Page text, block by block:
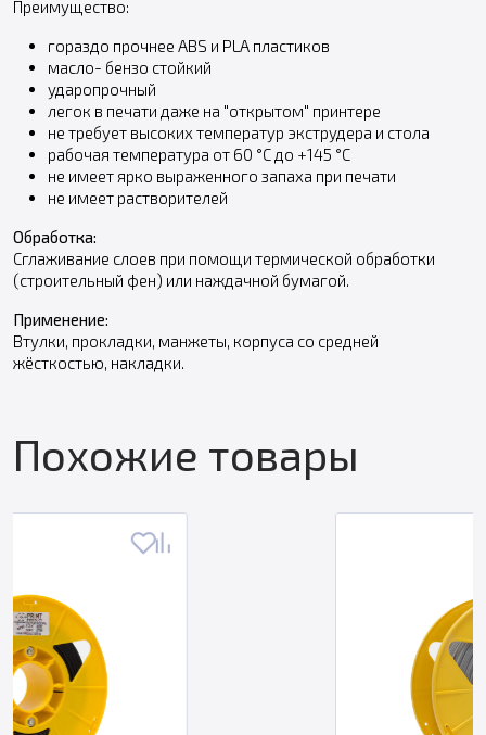
Преимущество:
гораздо прочнее ABS и PLA пластиков
масло- бензо стойкий
ударопрочный
легок в печати даже на "открытом" принтере
не требует высоких температур экструдера и стола
рабочая температура от 60 °С до +145 °С
не имеет ярко выраженного запаха при печати
не имеет растворителей
Обработка:
Сглаживание слоев при помощи термической обработки
(строительный фен) или наждачной бумагой.
Применение:
Втулки, прокладки, манжеты, корпуса со средней
жёсткостью, накладки.
Похожие товары